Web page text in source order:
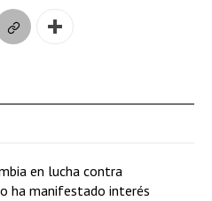
en lucha contra
ha manifestado interés